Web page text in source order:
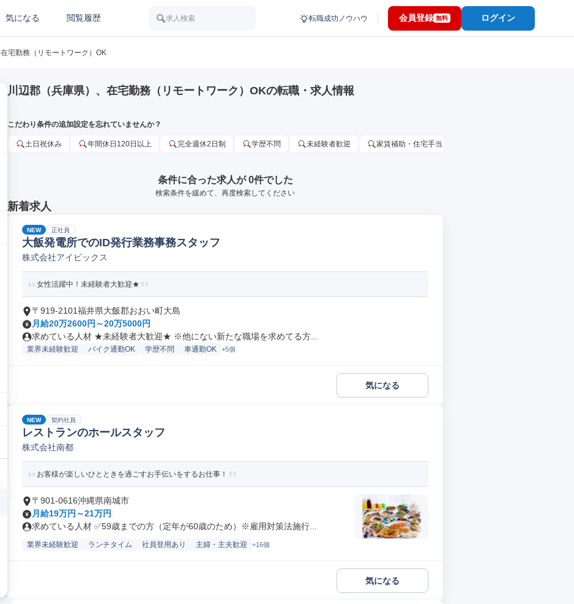
気になる 閲覧履歴 求人検索 転職成功ノウハウ 会員登録 無料 ログイン
在宅勤務（リモートワーク）OK
川辺郡（兵庫県）、在宅勤務（リモートワーク）OKの転職・求人情報
こだわり条件の追加設定を忘れていませんか？
土日祝休み 年間休日120日以上 完全週休2日制 学歴不問 未経験者歓迎 家賃補助・住宅手当あり
条件に合った求人が 0件でした
検索条件を緩めて、再度検索してください
新着求人
NEW 正社員
大飯発電所でのID発行業務事務スタッフ
株式会社アイビックス
女性活躍中！未経験者大歓迎★
〒919-2101福井県大飯郡おおい町大島
月給20万2600円～20万5000円
求めている人材 ★未経験者大歓迎★ ※他にない新たな職場を求めてる方...
業界未経験歓迎 バイク通勤OK 学歴不問 車通勤OK +5個
気になる
NEW 契約社員
レストランのホールスタッフ
株式会社南都
お客様が楽しいひとときを過ごすお手伝いをするお仕事！
〒901-0616沖縄県南城市
月給19万円～21万円
求めている人材 ✅59歳までの方（定年が60歳のため）※雇用対策法施行...
業界未経験歓迎 ランチタイム 社員登用あり 主婦・主夫歓迎 +16個
気になる